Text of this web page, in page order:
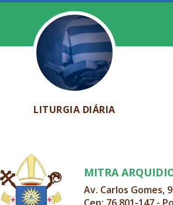
LITURGIA DIÁRIA
MITRA
Av. Carlos Gomes,